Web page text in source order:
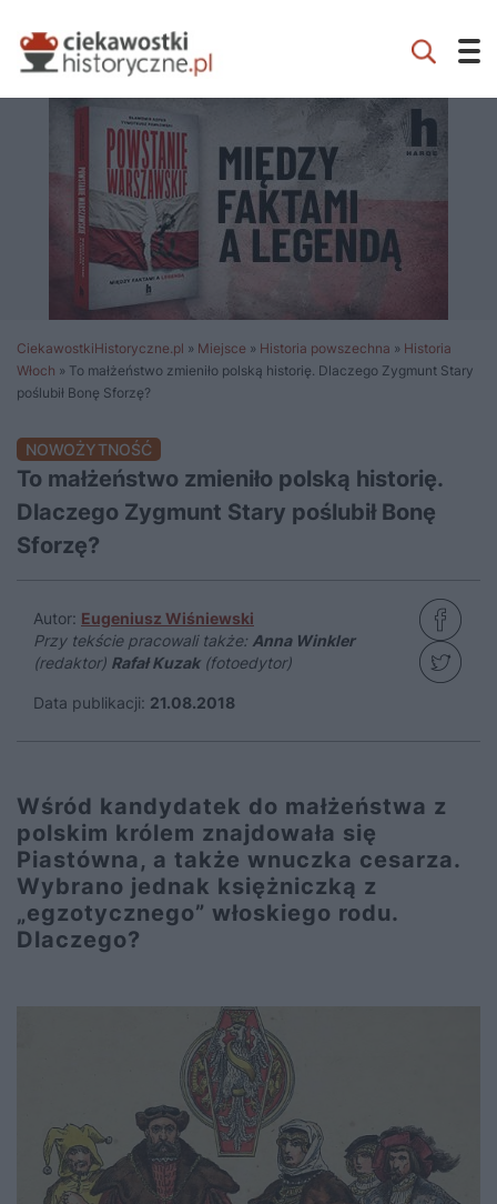
CiekawostkiHistoryczne.pl » Miejsce » Historia powszechna » Historia
Włoch » To małżeństwo zmieniło polską historię. Dlaczego Zygmunt Stary
poślubił Bonę Sforzę?
NOWOŻYTNOŚĆ
To małżeństwo zmieniło polską historię.
Dlaczego Zygmunt Stary poślubił Bonę
Sforzę?
Autor: Eugeniusz Wiśniewski
Przy tekście pracowali także: Anna Winkler
(redaktor) Rafał Kuzak(fotoedytor)
Data publikacji: 21.08.2018
Wśród kandydatek do małżeństwa z
polskim królem znajdowała się
Piastówna, a także wnuczka cesarza.
Wybrano jednak księżniczką z
„egzotycznego” włoskiego rodu.
Dlaczego?